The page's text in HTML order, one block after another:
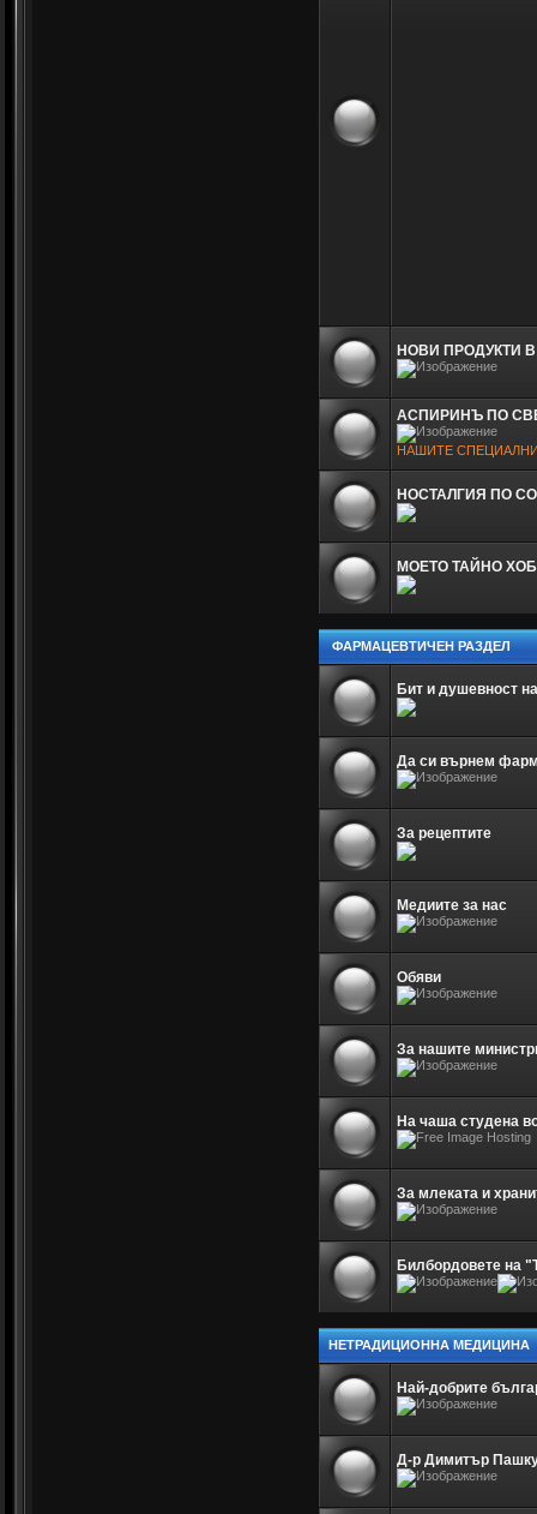
НОВИ ПРОДУКТИ
АСПИРИНЪ ПО
НАШИТЕ
НОСТАЛГИЯ ПО
МОЕТО ТАЙНО
ФАРМАЦЕВТИЧЕН РАЗДЕЛ
Бит и душевност
Да си върнем
За рецептите
Медиите за нас
Обяви
За нашите
На чаша студена
За млеката и
Билбордовете на
НЕТРАДИЦИОННА МЕДИЦИНА
Най-добрите
Д-р Димитър